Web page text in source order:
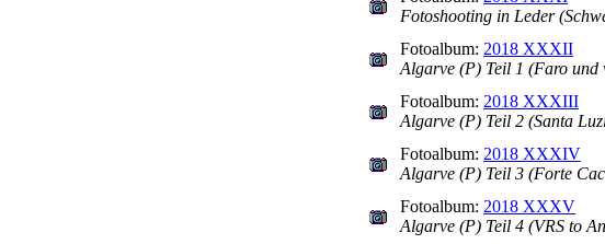
Fotoshooting in Leder
Fotoalbum: 2018 XXXII
Algarve (P) Teil 1 (Faro und
Fotoalbum: 2018 XXXIII
Algarve (P) Teil 2 (Santa
Fotoalbum: 2018 XXXIV
Algarve (P) Teil 3 (Forte
Fotoalbum: 2018 XXXV
Algarve (P) Teil 4 (VRS to